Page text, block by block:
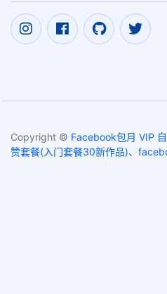
Copyright © Facebook包月 VIP
赞套餐(入门套餐30新作品)、